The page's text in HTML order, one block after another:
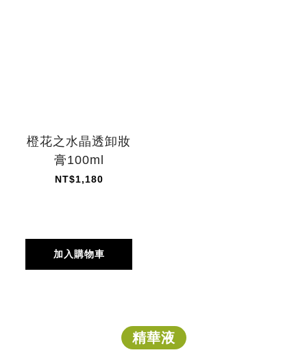
橙花之水晶透卸妝
膏100ml
NT$1,180
加入購物車
精華液